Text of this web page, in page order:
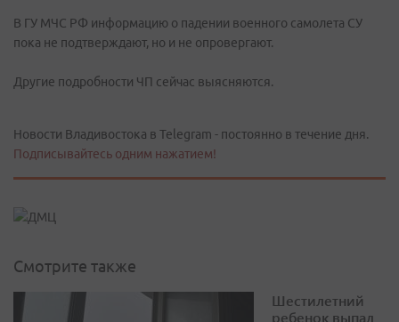
В ГУ МЧС РФ информацию о падении военного самолета СУ
пока не подтверждают, но и не опровергают.
Другие подробности ЧП сейчас выясняются.
Новости Владивостока в Telegram - постоянно в течение дня.
Подписывайтесь одним нажатием!
Смотрите также
Шестилетний
ребенок выпал